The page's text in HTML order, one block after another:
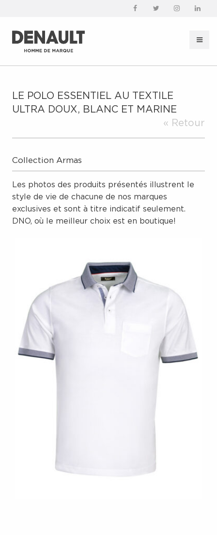
LE POLO ESSENTIEL AU TEXTILE
ULTRA DOUX, BLANC ET MARINE
« Retour
Collection Armas
Les photos des produits présentés illustrent le
style de vie de chacune de nos marques
exclusives et sont à titre indicatif seulement.
DNO, où le meilleur choix est en boutique!